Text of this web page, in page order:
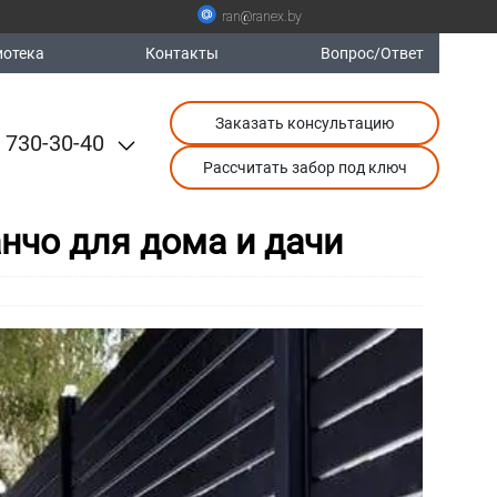
ran@ranex.by
Контакты Вопрос/Ответ
30-40
Заказать консультацию
Рассчитать забор под ключ
для дома и дачи